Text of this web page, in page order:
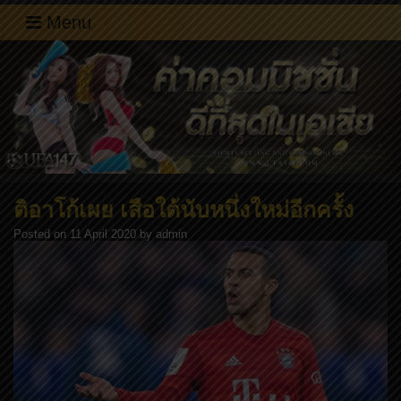
Menu
ติอาโก้เผย เสือใต้นับหนึ่งใหม่อีกครั้ง
Posted on 11 April 2020 by admin